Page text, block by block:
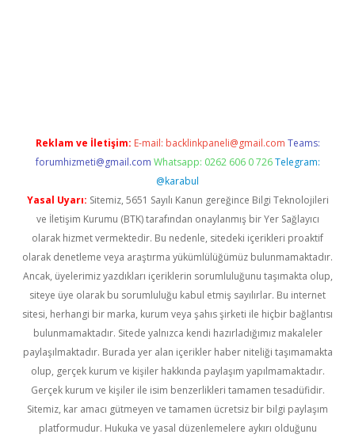
Reklam ve İletişim: E-mail: backlinkpaneli@gmail.com Teams:
forumhizmeti@gmail.com Whatsapp: 0262 606 0 726 Telegram:
@karabul
Yasal Uyarı: Sitemiz, 5651 Sayılı Kanun gereğince Bilgi Teknolojileri
ve İletişim Kurumu (BTK) tarafından onaylanmış bir Yer Sağlayıcı
olarak hizmet vermektedir. Bu nedenle, sitedeki içerikleri proaktif
olarak denetleme veya araştırma yükümlülüğümüz bulunmamaktadır.
Ancak, üyelerimiz yazdıkları içeriklerin sorumluluğunu taşımakta olup,
siteye üye olarak bu sorumluluğu kabul etmiş sayılırlar. Bu internet
sitesi, herhangi bir marka, kurum veya şahıs şirketi ile hiçbir bağlantısı
bulunmamaktadır. Sitede yalnızca kendi hazırladığımız makaleler
paylaşılmaktadır. Burada yer alan içerikler haber niteliği taşımamakta
olup, gerçek kurum ve kişiler hakkında paylaşım yapılmamaktadır.
Gerçek kurum ve kişiler ile isim benzerlikleri tamamen tesadüfidir.
Sitemiz, kar amacı gütmeyen ve tamamen ücretsiz bir bilgi paylaşım
platformudur. Hukuka ve yasal düzenlemelere aykırı olduğunu